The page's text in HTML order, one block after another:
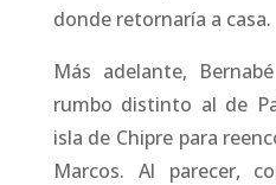
donde retornaría a casa.
Más adelante,
rumbo distinto al de
isla de Chipre para
Marcos. Al parecer,